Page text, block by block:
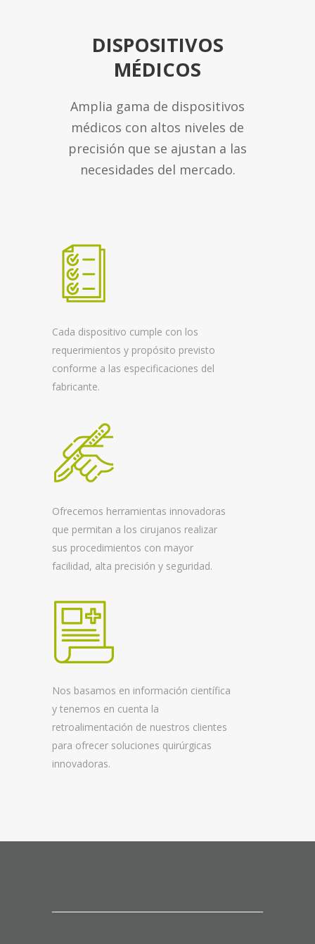
DISPOSITIVOS
MÉDICOS
Amplia gama de dispositivos
médicos con altos niveles de
precisión que se ajustan a las
necesidades del mercado.
Cada dispositivo cumple con los
requerimientos y propósito previsto
conforme a las especificaciones del
fabricante.
Ofrecemos herramientas innovadoras
que permitan a los cirujanos realizar
sus procedimientos con mayor
facilidad, alta precisión y seguridad.
Nos basamos en información científica
y tenemos en cuenta la
retroalimentación de nuestros clientes
para ofrecer soluciones quirúrgicas
innovadoras.